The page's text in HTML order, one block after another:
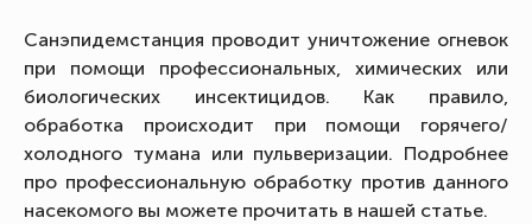
Санэпидемстанция проводит уничтожение огневок
при помощи профессиональных, химических или
биологических инсектицидов. Как правило,
обработка происходит при помощи горячего/
холодного тумана или пульверизации. Подробнее
про профессиональную обработку против данного
насекомого вы можете прочитать в нашей статье.